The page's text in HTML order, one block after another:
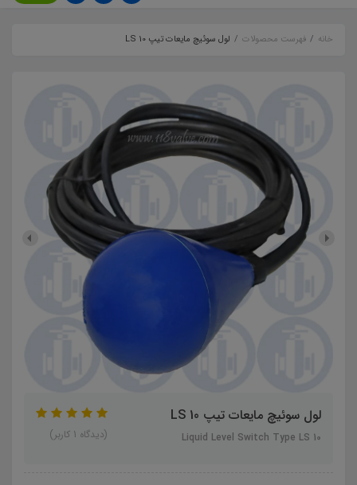
خانه فهرست محصولات لول سوئیچ مایعات تیپ LS 10
لول سوئیچ مایعات تیپ LS 10
Liquid Level Switch Type LS 10 (دیدگاه 1 کاربر)